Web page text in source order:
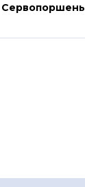
Сервопоршень